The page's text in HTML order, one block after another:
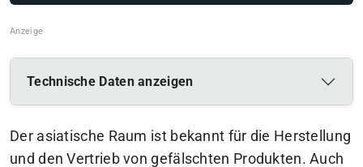
Technische Daten anzeigen
Der asiatische Raum ist bekannt für die Herstellung
und den Vertrieb von gefälschten Produkten. Auch